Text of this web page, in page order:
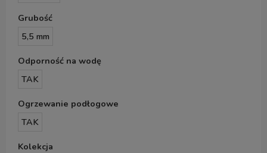
Grubość
5,5 mm
Odporność na wodę
TAK
Ogrzewanie podłogowe
TAK
Kolekcja